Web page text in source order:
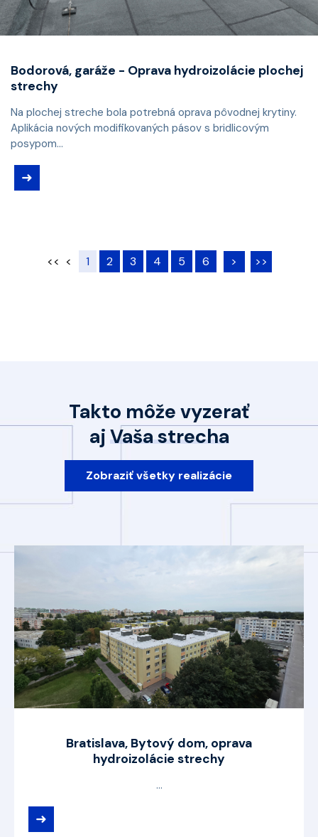
Bodorová, garáže - Oprava hydroizolácie plochej
strechy
Na plochej streche bola potrebná oprava pôvodnej krytiny.
Aplikácia nových modifikovaných pásov s bridlicovým
posypom...
➜
<< < 1 2 3 4 5 6 > >>
Takto môže vyzerať
aj Vaša strecha
Zobraziť všetky realizácie
Bratislava, Bytový dom, oprava
hydroizolácie strechy
...
➜